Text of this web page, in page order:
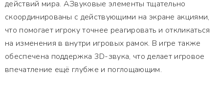
действий мира. АЗвуковые элементы тщательно
скоординированы с действующими на экране акциями,
что помогает игроку точнее реагировать и откликаться
на изменения в внутри игровых рамок. В игре также
обеспечена поддержка 3D-звука, что делает игровое
впечатление ещё глубже и поглощающим.